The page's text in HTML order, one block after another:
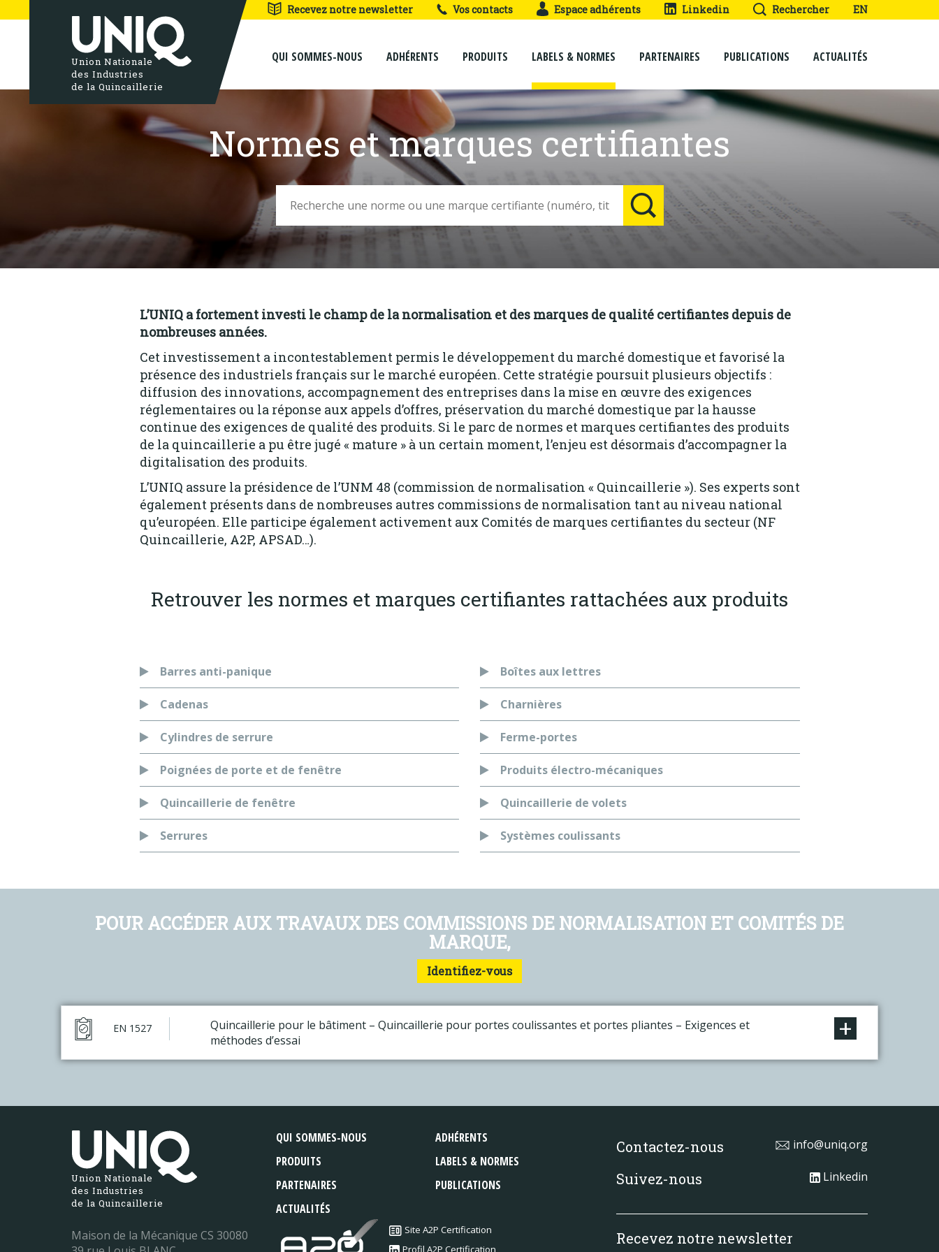
Union Nationale
des Industries
de la Quincaillerie
Recevez notre newsletter Vos contacts Espace adhérents Linkedin Rechercher EN
QUI SOMMES-NOUS ADHÉRENTS PRODUITS LABELS & NORMES PARTENAIRES PUBLICATIONS ACTUALITÉS
Normes et marques certifiantes
L’UNIQ a fortement investi le champ de la normalisation et des marques de qualité certifiantes depuis de
nombreuses années.
Cet investissement a incontestablement permis le développement du marché domestique et favorisé la
présence des industriels français sur le marché européen. Cette stratégie poursuit plusieurs objectifs :
diffusion des innovations, accompagnement des entreprises dans la mise en œuvre des exigences
réglementaires ou la réponse aux appels d’offres, préservation du marché domestique par la hausse
continue des exigences de qualité des produits. Si le parc de normes et marques certifiantes des produits
de la quincaillerie a pu être jugé « mature » à un certain moment, l’enjeu est désormais d’accompagner la
digitalisation des produits.
L’UNIQ assure la présidence de l’UNM 48 (commission de normalisation « Quincaillerie »). Ses experts sont
également présents dans de nombreuses autres commissions de normalisation tant au niveau national
qu’européen. Elle participe également activement aux Comités de marques certifiantes du secteur (NF
Quincaillerie, A2P, APSAD…).
Retrouver les normes et marques certifiantes rattachées aux produits
Barres anti-panique Boîtes aux lettres
Cadenas Charnières
Cylindres de serrure Ferme-portes
Poignées de porte et de fenêtre Produits électro-mécaniques
Quincaillerie de fenêtre Quincaillerie de volets
Serrures Systèmes coulissants
POUR ACCÉDER AUX TRAVAUX DES COMMISSIONS DE NORMALISATION ET COMITÉS DE
MARQUE,
Identifiez-vous
EN 1527
Quincaillerie pour le bâtiment – Quincaillerie pour portes coulissantes et portes pliantes – Exigences et
méthodes d’essai
+
Union Nationale
des Industries
de la Quincaillerie
Maison de la Mécanique CS 30080
QUI SOMMES-NOUS
ADHÉRENTS
PRODUITS
LABELS & NORMES
PARTENAIRES
PUBLICATIONS
ACTUALITÉS
Site A2P Certification
Profil A2P Certification
Contactez-nous info@uniq.org
Suivez-nous Linkedin
Recevez notre newsletter